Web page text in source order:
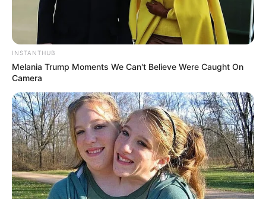
Fail! 10 Potret Makanan Gagal
Dimasak yang Bikin Kamu
Nggak Selera
INSTANTHUB
Melania Trump Moments We Can't Believe Were Caught On
Camera